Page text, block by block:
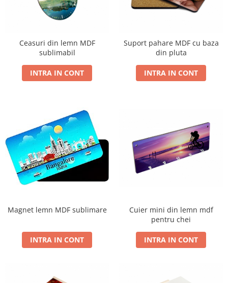
sublimare
Lemn si MDF
Plachete foto decorative
Plastic si polimer
Aluminiu si inox
Trofee
Placi aluminiu decorative HD
Ceramica
Cani
Diverse
Carton si folie magnetica
Ceasuri din lemn MDF
sublimabil
INTRA IN CONT
Suport pahare MDF cu baza
din pluta
INTRA IN CONT
Magnet lemn MDF sublimare
INTRA IN CONT
Cuier mini din lemn mdf
pentru chei
INTRA IN CONT